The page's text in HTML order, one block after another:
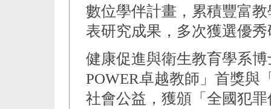
數位學伴計畫，累積豐富
表研究成果，多次獲選優
健康促進與衛生教育學系
POWER卓越教師」首獎與
社會公益，獲頒「全國犯